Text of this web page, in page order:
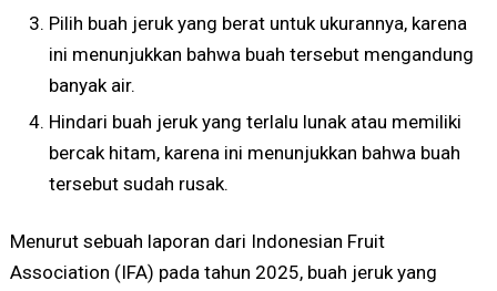
Pilih buah jeruk yang berat untuk ukurannya, karena
ini menunjukkan bahwa buah tersebut mengandung
banyak air.
Hindari buah jeruk yang terlalu lunak atau memiliki
bercak hitam, karena ini menunjukkan bahwa buah
tersebut sudah rusak.
Menurut sebuah laporan dari Indonesian Fruit
Association (IFA) pada tahun 2025, buah jeruk yang